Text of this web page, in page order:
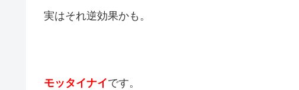
実はそれ逆効果かも。
モッタイナイです。